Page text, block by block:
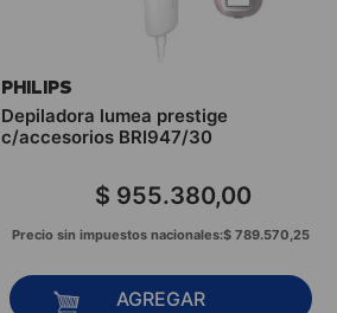
PHILIPS
Depiladora lumea prestige
c/accesorios BRI947/30
$ 955.380,00
Precio sin impuestos nacionales:$ 789.570,25
AGREGAR